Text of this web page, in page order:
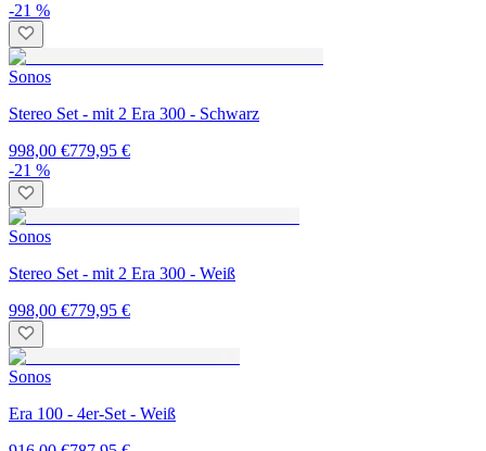
-21 %
Sonos
Stereo Set - mit 2 Era 300 - Schwarz
998,00 €779,95 €
-21 %
Sonos
Stereo Set - mit 2 Era 300 - Weiß
998,00 €779,95 €
Sonos
Era 100 - 4er-Set - Weiß